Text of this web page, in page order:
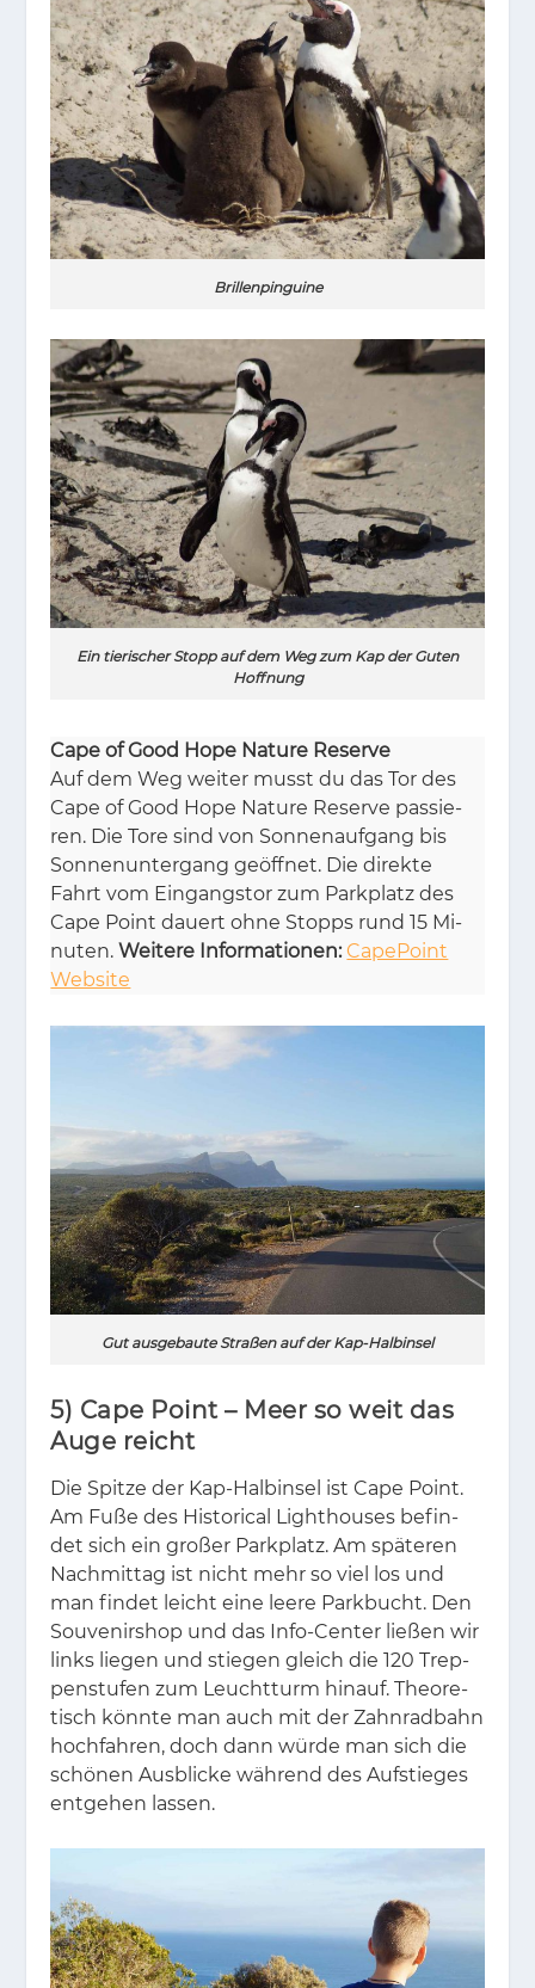
Brillenpinguine
Ein tierischer Stopp auf dem Weg zum Kap der Guten
Hoffnung
Cape of Good Hope Nature Reserve
Auf dem Weg wei­ter musst du das Tor des
Cape of Good Hope Na­tu­re Re­ser­ve pas­sie­
ren. Die Tore sind von Son­nen­auf­gang bis
Son­nen­un­ter­gang ge­öff­net. Die di­rek­te
Fahrt vom Ein­gangs­tor zum Park­platz des
Cape Point dau­ert ohne Stopps rund 15 Mi­
nu­ten.Weitere Informationen: CapePoint
Website
Gut ausgebaute Straßen auf der Kap-Halbinsel
5) Cape Point – Meer so weit das
Auge reicht
Die Spit­ze der Kap-Halb­in­sel ist Cape Point.
Am Fuße des His­to­ri­cal Lighthou­ses be­fin­
det sich ein gro­ßer Park­platz. Am spä­te­ren
Nach­mit­tag ist nicht mehr so viel los und
man fin­det leicht eine lee­re Park­bucht. Den
Sou­ve­nir­shop und das Info-Cen­ter lie­ßen wir
links lie­gen und stie­gen gleich die 120 Trep­
pen­stu­fen zum Leucht­turm hin­auf. Theo­re­
tisch könn­te man auch mit der Zahn­rad­bahn
hoch­fah­ren, doch dann wür­de man sich die
schö­nen Aus­bli­cke wäh­rend des Auf­stie­ges
ent­ge­hen las­sen.